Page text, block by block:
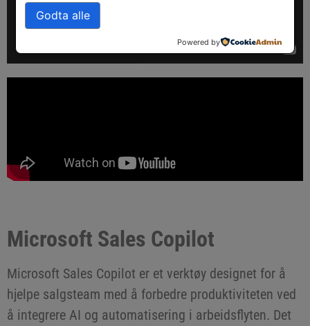
Microsoft Sales Copilot
Microsoft Sales Copilot er et verktøy designet for å
hjelpe salgsteam med å forbedre produktiviteten ved
å integrere AI og automatisering i arbeidsflyten. Det
Godta alle
Powered by